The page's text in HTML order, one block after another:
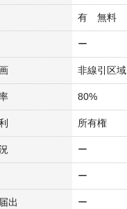
有 無料
ー
非線引区域
80%
所有権
ー
ー
出 ー